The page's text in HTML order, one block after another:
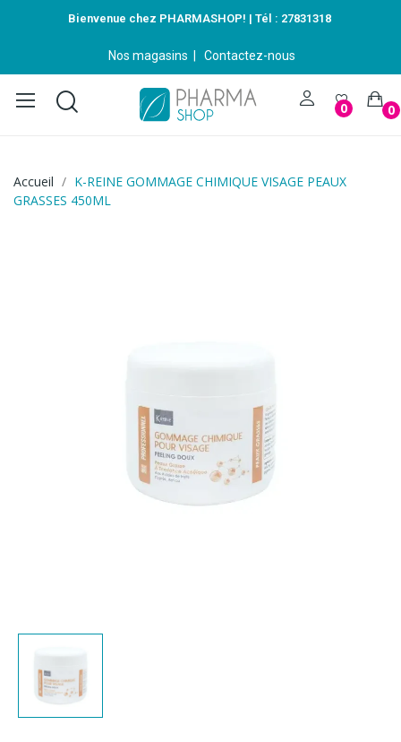
Bienvenue chez PHARMASHOP! | Tél : 27831318
Nos magasins Contactez-nous
0 0
Accueil
K-REINE GOMMAGE CHIMIQUE VISAGE PEAUX
GRASSES 450ML